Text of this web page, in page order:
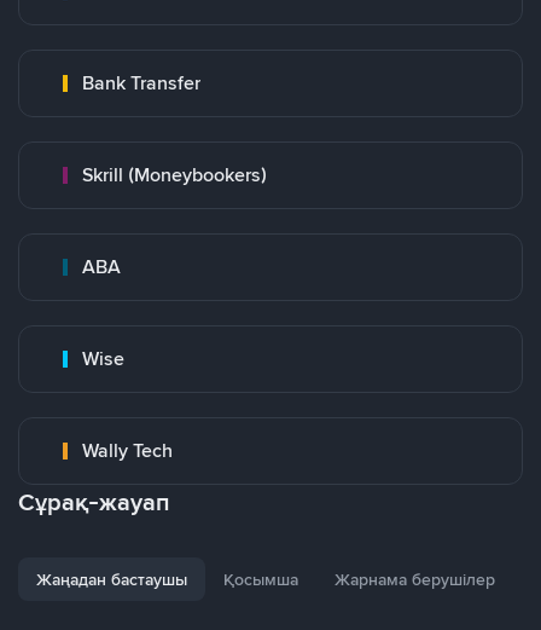
Bank Transfer
Skrill (Moneybookers)
ABA
Wise
Wally Tech
Сұрақ-жауап
Жаңадан бастаушы Қосымша Жарнама берушілер